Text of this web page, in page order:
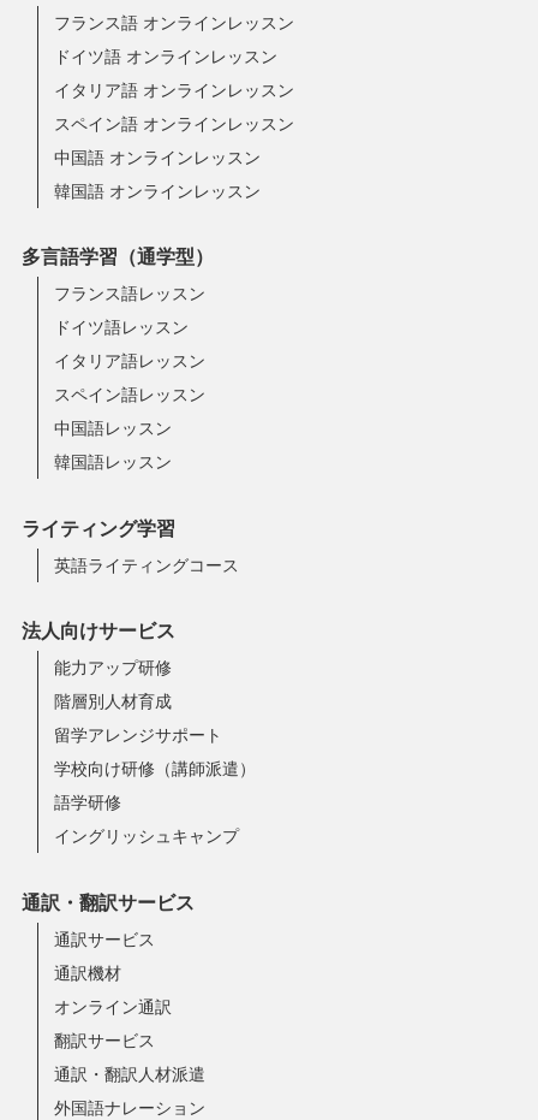
フランス語 オンラインレッスン
ドイツ語 オンラインレッスン
イタリア語 オンラインレッスン
スペイン語 オンラインレッスン
中国語 オンラインレッスン
韓国語 オンラインレッスン
多言語学習（通学型）
フランス語レッスン
ドイツ語レッスン
イタリア語レッスン
スペイン語レッスン
中国語レッスン
韓国語レッスン
ライティング学習
英語ライティングコース
法人向けサービス
能力アップ研修
階層別人材育成
留学アレンジサポート
学校向け研修（講師派遣）
語学研修
イングリッシュキャンプ
通訳・翻訳サービス
通訳サービス
通訳機材
オンライン通訳
翻訳サービス
通訳・翻訳人材派遣
外国語ナレーション